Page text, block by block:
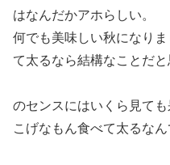
はなんだかアホらしい。
何でも美味しい秋になり
て太るなら結構なことだと
のセンスにはいくら見ても
こげなもん食べて太るなん